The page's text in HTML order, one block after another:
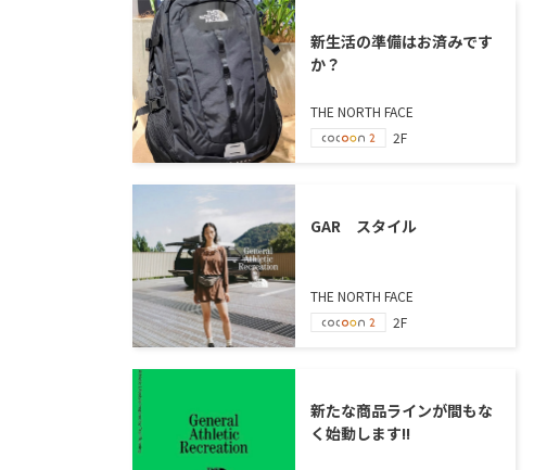
新生活の準備はお済みです
か？
THE NORTH FACE
2F
GAR スタイル
THE NORTH FACE
2F
新たな商品ラインが間もな
く始動します!!